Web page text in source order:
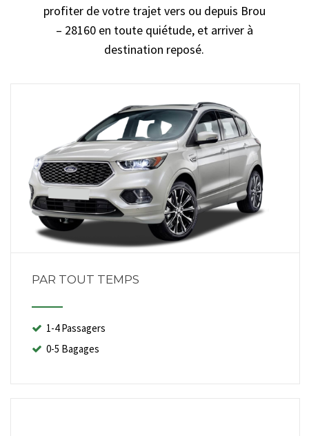
profiter de votre trajet vers ou depuis Brou
– 28160 en toute quiétude, et arriver à
destination reposé.
PAR TOUT TEMPS
1-4 Passagers
0-5 Bagages